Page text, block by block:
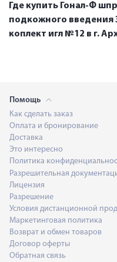
Где купить Гонал-Ф
подкожного введения
коплект игл №12 в г.
Помощь
Как сделать заказ
Оплата и бронирование
Доставка
Это интересно
Политика
Разрешительная
Лицензия
Разрешение
Условия дистанционной
Маркетинговая политика
Возврат и обмен товаров
Договор оферты
Обратная связь